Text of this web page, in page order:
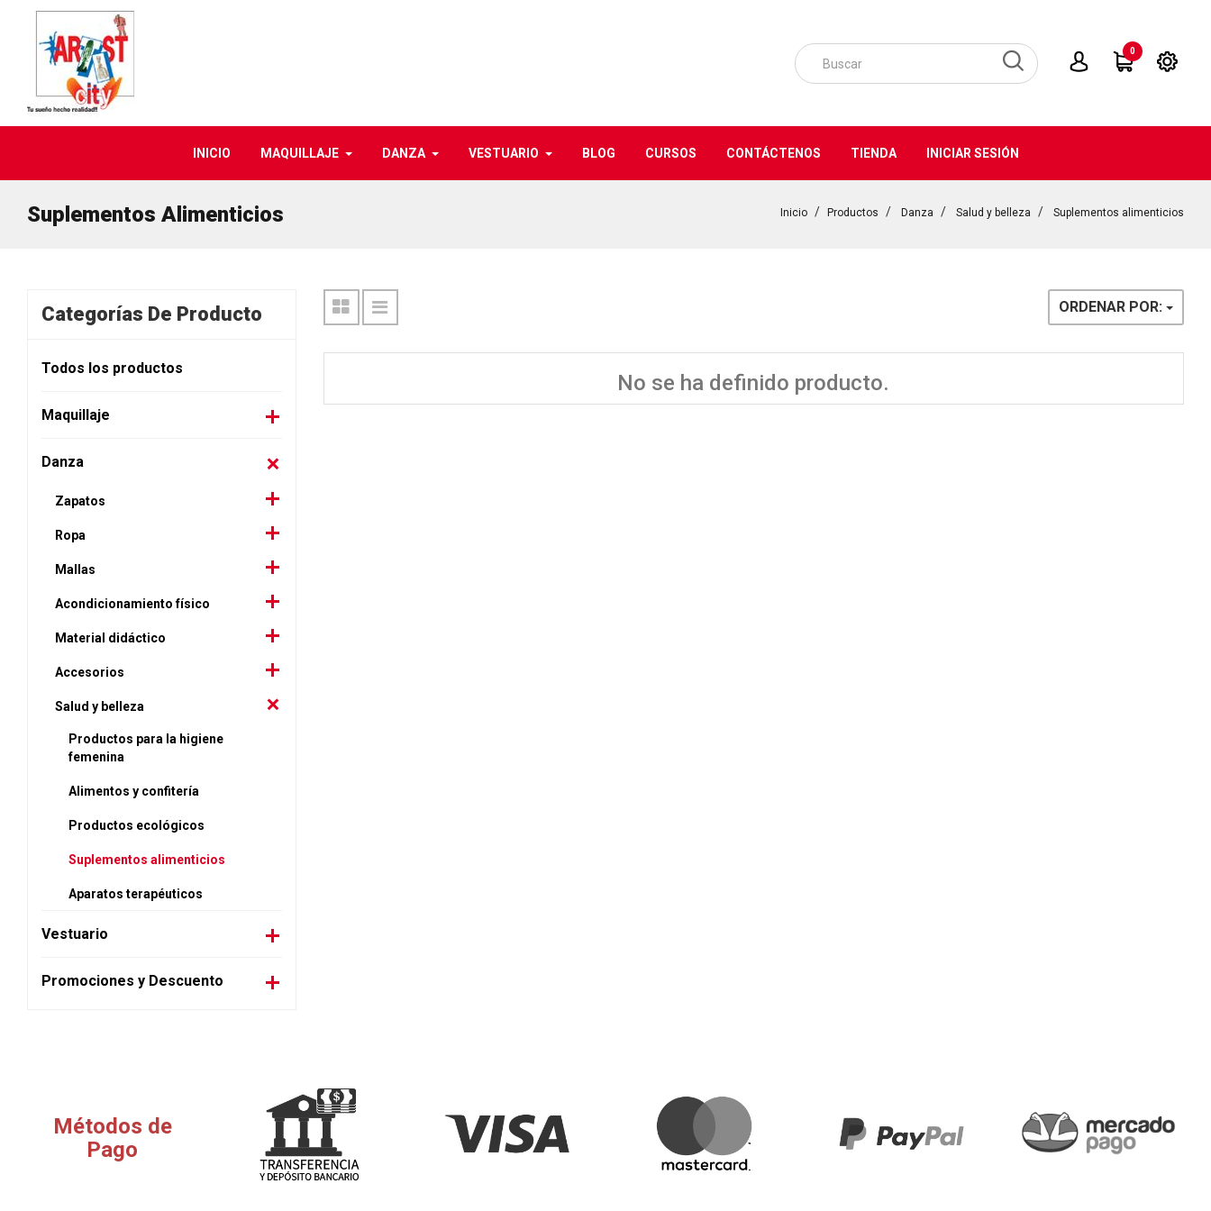
0
INICIO MAQUILLAJE DANZA VESTUARIO BLOG CURSOS CONTÁCTENOS TIENDA INICIAR SESIÓN
Suplementos Alimenticios Inicio Productos Danza Salud y belleza Suplementos alimenticios
Categorías De Producto
Todos los productos
Maquillaje
Danza
Zapatos
Ropa
Mallas
Acondicionamiento físico
Material didáctico
Accesorios
Salud y belleza
Productos para la higiene
femenina
Alimentos y confitería
Productos ecológicos
Suplementos alimenticios
Aparatos terapéuticos
Vestuario
Promociones y Descuento
ORDENAR POR:
No se ha definido producto.
Métodos de
Pago